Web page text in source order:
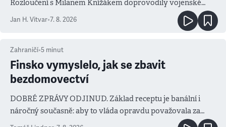
Rozloučení s Milanem Knížákem doprovodily vojenské
salvy i kritika pokrokářů
Jan H. Vitvar•7. 8. 2026
Zahraničí•5 minut
Finsko vymyslelo, jak se zbavit
bezdomovectví
DOBRÉ ZPRÁVY ODJINUD. Základ receptu je banální i
náročný současně: aby to vláda opravdu považovala za
prioritu